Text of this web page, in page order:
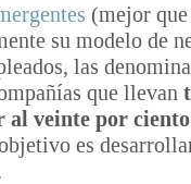
(mejor
su modelo de
las
que llevan
al veinte por ciento
es